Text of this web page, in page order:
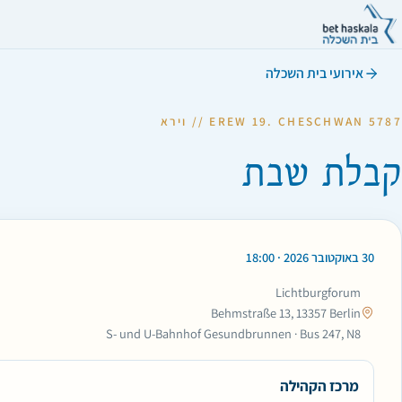
אירועי בית השכלה
EREW 19. CHESCHWAN 5787 // וירא
קבלת שבת
30 באוקטובר 2026 · 18:00
Lichtburgforum
Behmstraße 13, 13357 Berlin
S- und U-Bahnhof Gesundbrunnen · Bus 247, N8
מרכז הקהילה